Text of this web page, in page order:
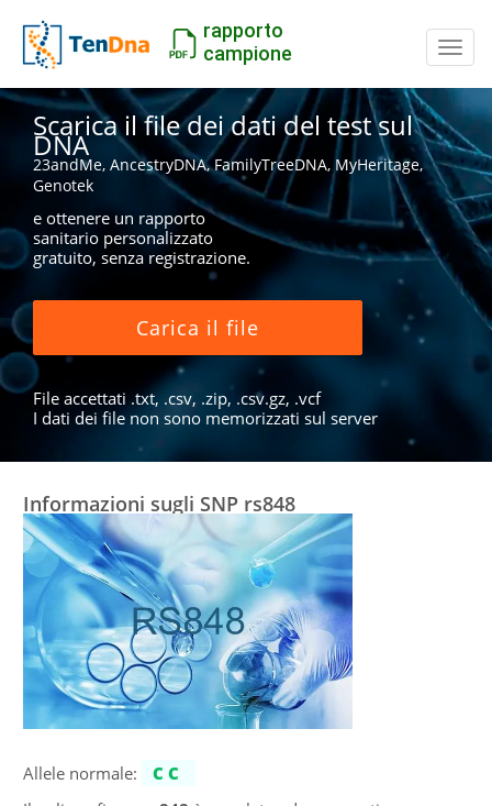
rapporto
campione
Scarica il file dei dati del test sul
DNA
23andMe, AncestryDNA, FamilyTreeDNA, MyHeritage,
Genotek
e ottenere un rapporto
sanitario personalizzato
gratuito, senza registrazione.
Carica il file
File accettati .txt, .csv, .zip, .csv.gz, .vcf
I dati dei file non sono memorizzati sul server
Informazioni sugli SNP rs848
Allele normale:
CC